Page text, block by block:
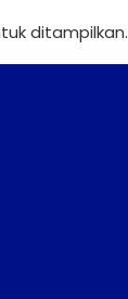
ditampilkan.